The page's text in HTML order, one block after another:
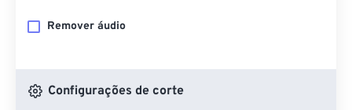
Remover áudio
Configurações de corte